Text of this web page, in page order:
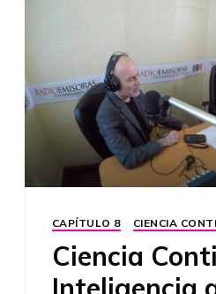
CAPÍTULO 8 CIENCIA
Ciencia